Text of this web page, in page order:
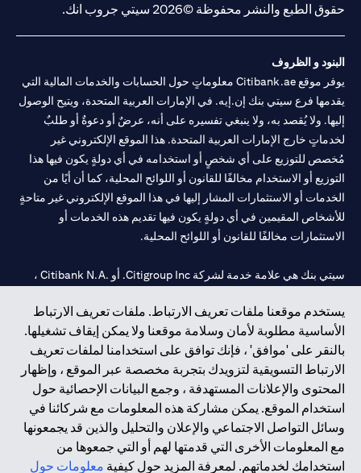
يستخدم موقعنا ملفات تعريف الارتباط. ملفات تعريف الارتباط
الأساسية مطلوبة لأمان وسلامة موقعنا ولا يمكن إيقاف تشغيلها.
بالنقر على 'موافق' ، فإنك توافق على استخدامنا لملفات تعريف
الارتباط التسويقية لتزويدك بتجربة مخصصة عبر الموقع ، وإظهار
المحتوى والإعلانات المستهدفة ، وجمع البيانات الإحصائية حول
استخدام الموقع. يمكن مشاركة هذه المعلومات مع شركائنا في
وسائل التواصل الاجتماعي والإعلان والتحليل والذين قد يجمعونها
مع المعلومات الأخرى التي قدمتها لهم أو التي جمعوها من
استخدامك لخدماتهم. لمعرفة المزيد حول كيفية معلومات حول
حقوق الطبع والنشر محفوظة ©2026 سيتي جروب انك.
البنود و الظروف
يوفر موقع Citibank.ae معلوماتٍ حول الحسابات والخدمات المالية التي
يقدمها فرع سيتي بنك إن.إيه. في الإمارات العربية المتحدة، ويتيح الوصول
إليها. ولا يُقصد به، ولا ينبغي تفسيره على أنه، عرضٌ أو دعوةٌ أو طلبٌ
لخدماتٍ خارج الإمارات العربية المتحدة. هذا الموقع الإلكتروني غير
مُخصص للتوزيع على أي شخصٍ أو استخدامه في أي دولةٍ يكون فيها هذا
التوزيع أو الاستخدام مخالفًا للقانون أو اللوائح المحلية، كما أن أيًا من
الخدمات أو الاستثمارات المشار إليها في هذا الموقع الإلكتروني غير متاحةٍ
للأشخاص المقيمين في أي دولةٍ يكون فيها تقديم هذه الخدمات أو
الاستثمارات مخالفًا للقانون أو اللوائح المحلية.
سيتي بنك هي علامة خدمة لشركة Citigroup Inc. أو .Citibank N.A ،
سيتي بنك إن. إيه. الإمارات مسجل لدى مصرف الإمارات المركزي تحت
أرقام التراخيص 202563 لفرع الوصل في دبي، 531989 لفرع مول
الإمارات في دبي، و CN-1002019 لفرع أبوظبي. هاتف: 4000 311 04.
فرع سيتي بنك إن إيه - الإمارات العربية المتحدة مرخص من مصرف
الإمارات العربية المتحدة المركزي كفرع لبنك أجنبي.
سيتي بنك إن إيه الإمارات العربية المتحدة مرخص من هيئة الأوراق المالية
والسلع في الإمارات العربية المتحدة ("SCA") للقيام بالنشاط المالي لـ أ)
الاستشارات المالية والتعريف والترويج بموجب ترخيص رقم